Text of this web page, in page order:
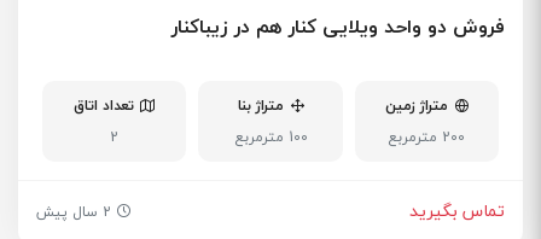
فروش دو واحد ویلایی کنار هم در زیباکنار
متراژ زمین
200 مترمربع
متراژ بنا
100 مترمربع
تعداد اتاق
2
تماس بگیرید 2 سال پیش